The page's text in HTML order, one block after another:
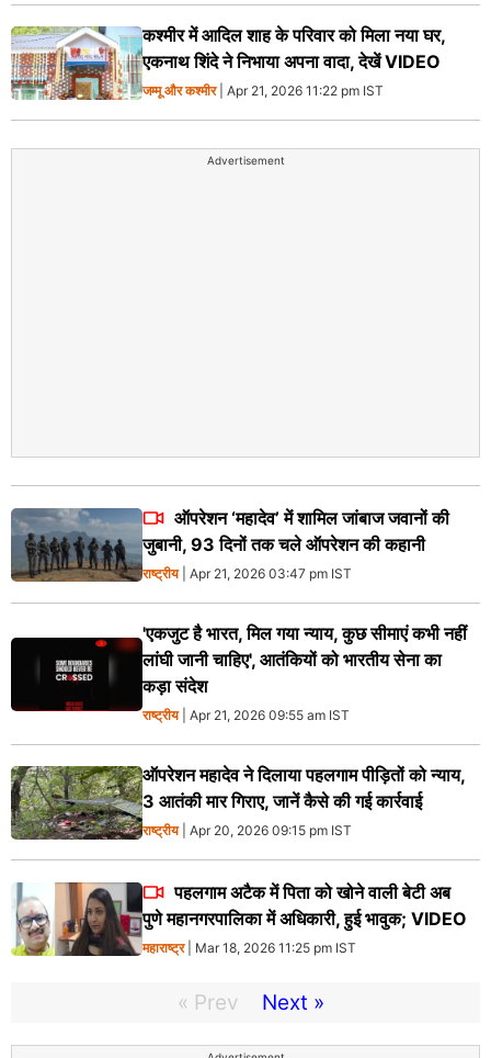
कश्मीर में आदिल शाह के परिवार को मिला नया घर,
एकनाथ शिंदे ने निभाया अपना वादा, देखें VIDEO
जम्मू और कश्मीर| Apr 21, 2026 11:22 pm IST
Advertisement
ऑपरेशन ‘महादेव’ में शामिल जांबाज जवानों की
जुबानी, 93 दिनों तक चले ऑपरेशन की कहानी
राष्ट्रीय| Apr 21, 2026 03:47 pm IST
'एकजुट है भारत, मिल गया न्याय, कुछ सीमाएं कभी नहीं
लांघी जानी चाहिए', आतंकियों को भारतीय सेना का
कड़ा संदेश
राष्ट्रीय| Apr 21, 2026 09:55 am IST
ऑपरेशन महादेव ने दिलाया पहलगाम पीड़ितों को न्याय,
3 आतंकी मार गिराए, जानें कैसे की गई कार्रवाई
राष्ट्रीय| Apr 20, 2026 09:15 pm IST
पहलगाम अटैक में पिता को खोने वाली बेटी अब
पुणे महानगरपालिका में अधिकारी, हुई भावुक; VIDEO
महाराष्ट्र| Mar 18, 2026 11:25 pm IST
« Prev Next »